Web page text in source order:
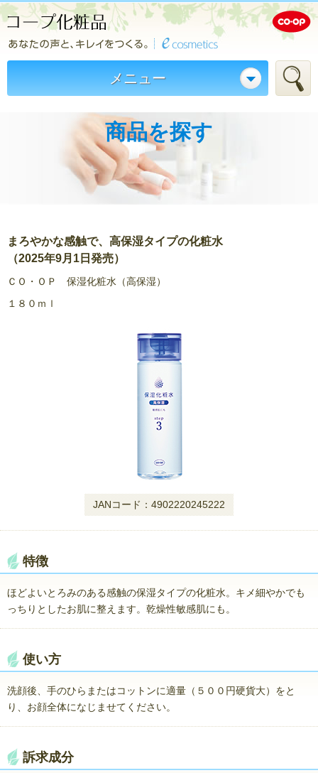
メニュー
商品を探す
まろやかな感触で、高保湿タイプの化粧水
（2025年9月1日発売）
ＣＯ・ＯＰ 保湿化粧水（高保湿）
１８０ｍｌ
JANコード：4902220245222
特徴
ほどよいとろみのある感触の保湿タイプの化粧水。キメ細やかでも
っちりとしたお肌に整えます。乾燥性敏感肌にも。
使い方
洗顔後、手のひらまたはコットンに適量（５００円硬貨大）をと
り、お顔全体になじませてください。
訴求成分